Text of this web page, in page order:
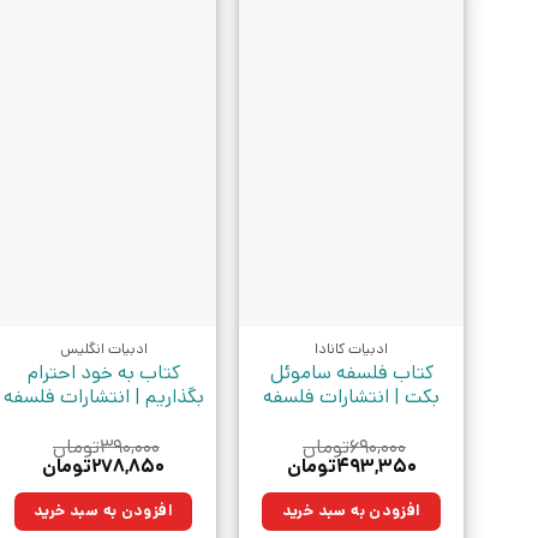
ادبیات کانادا
کتاب فلسفه ساموئل
بکت | انتشارات فلسفه
۶۹۰,۰۰۰تومان
قیمت
۶۹۰,۰۰۰تومان
بود.
۴۹۳,۳۵۰تومان
۴۹۳,۳۵۰تومان.افزودن به سبد خرید
ادبیات انگلیس
کتاب به خود احترام
بگذاریم | انتشارات فلسفه
۳۹۰,۰۰۰تومان
قیمت
۳۹۰,۰۰۰تومان
بود.
۲۷۸,۸۵۰تومانقیمت
افزودن به سبد خرید